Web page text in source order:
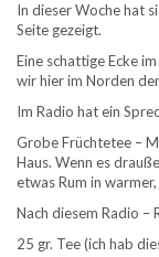
In dieser Woche hat
Seite gezeigt.
Eine schattige Ecke
wir hier im Norden
Im Radio hat ein
Grobe Früchtetee –
Haus. Wenn es
etwas Rum in
Nach diesem Radio –
25 gr. Tee (ich hab